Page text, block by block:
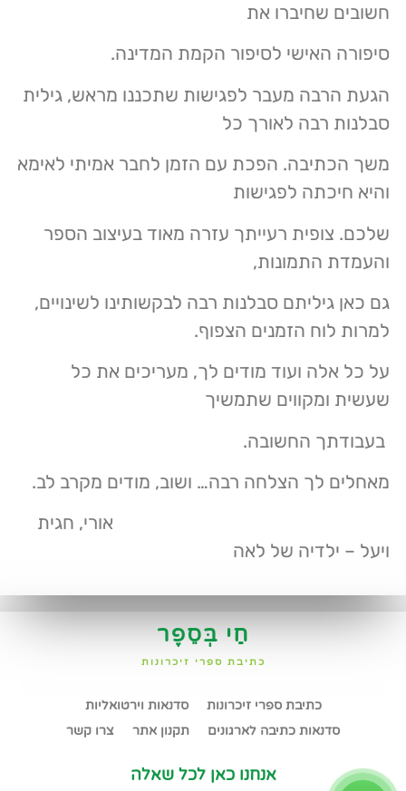
חשובים שחיברו את
סיפורה האישי לסיפור הקמת המדינה.
הגעת הרבה מעבר לפגישות שתכננו מראש, גילית
סבלנות רבה לאורך כל
משך הכתיבה. הפכת עם הזמן לחבר אמיתי לאימא
והיא חיכתה לפגישות
שלכם. צופית רעייתך עזרה מאוד בעיצוב הספר
והעמדת התמונות,
גם כאן גיליתם סבלנות רבה לבקשותינו לשינויים,
למרות לוח הזמנים הצפוף.
על כל אלה ועוד מודים לך, מעריכים את כל
שעשית ומקווים שתמשיך
בעבודתך החשובה.
מאחלים לך הצלחה רבה… ושוב, מודים מקרב לב.
אורי, חגית
ויעל – ילדיה של לאה
חַי בְּסֵפֶר
כתיבת ספרי זיכרונות
כתיבת ספרי זיכרונות
סדנאות וירטואליות
סדנאות כתיבה לארגונים
תקנון אתר צרו קשר
אנחנו כאן לכל שאלה